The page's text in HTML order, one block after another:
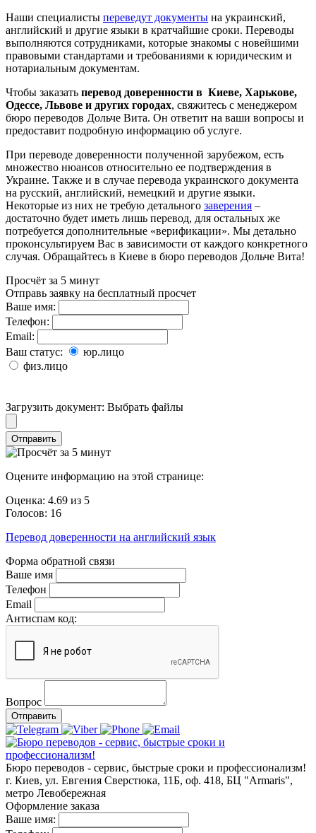
Наши специалисты переведут документы на украинский,
английский и другие языки в кратчайшие сроки. Переводы
выполняются сотрудниками, которые знакомы с новейшими
правовыми стандартами и требованиями к юридическим и
нотариальным документам.
Чтобы заказать перевод доверенности в Киеве, Харькове,
Одессе, Львове и других городах, свяжитесь с менеджером
бюро переводов Дольче Вита. Он ответит на ваши вопросы и
предоставит подробную информацию об услуге.
При переводе доверенности полученной зарубежом, есть
множество нюансов относительно ее подтверждения в
Украине. Также и в случае перевода украинского документа
на русский, английский, немецкий и другие языки.
Некоторые из них не требую детального заверения –
достаточно будет иметь лишь перевод, для остальных же
потребуется дополнительные «верификации». Мы детально
проконсультируем Вас в зависимости от каждого конкретного
случая. Обращайтесь в Киеве в бюро переводов Дольче Вита!
Просчёт за 5 минут
Отправь заявку на бесплатный просчет
Ваше имя:
Телефон:
Email:
Ваш статус:
юр.лицо
физ.лицо
Загрузить документ: Выбрать файлы
Отправить
Оцените информацию на этой странице:
Оценка: 4.69 из 5
Голосов: 16
Перевод доверенности на английский язык
Форма обратной связи
Ваше имя
Телефон
Email
Антиспам код:
Вопрос
Отправить
Бюро переводов - сервис, быстрые сроки и профессионализм!
г. Киев, ул. Евгения Сверстюка, 11Б, оф. 418, БЦ "Armaris",
метро Левобережная
Оформление заказа
Ваше имя: